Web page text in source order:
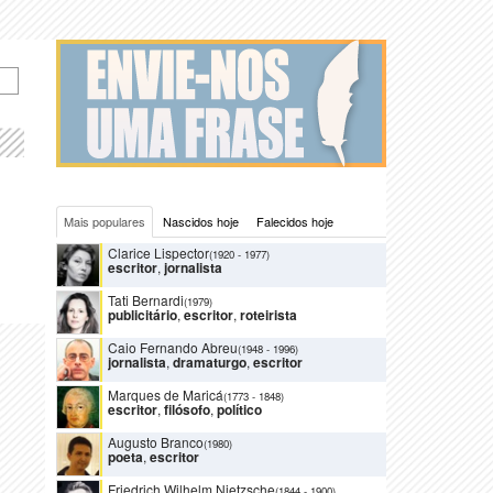
Mais populares Nascidos hoje Falecidos hoje
Clarice Lispector(1920 - 1977)
escritor, jornalista
Tati Bernardi(1979)
publicitário, escritor, roteirista
Caio Fernando Abreu(1948 - 1996)
jornalista, dramaturgo, escritor
Marques de Maricá(1773 - 1848)
escritor, filósofo, político
Augusto Branco(1980)
poeta, escritor
Friedrich Wilhelm Nietzsche